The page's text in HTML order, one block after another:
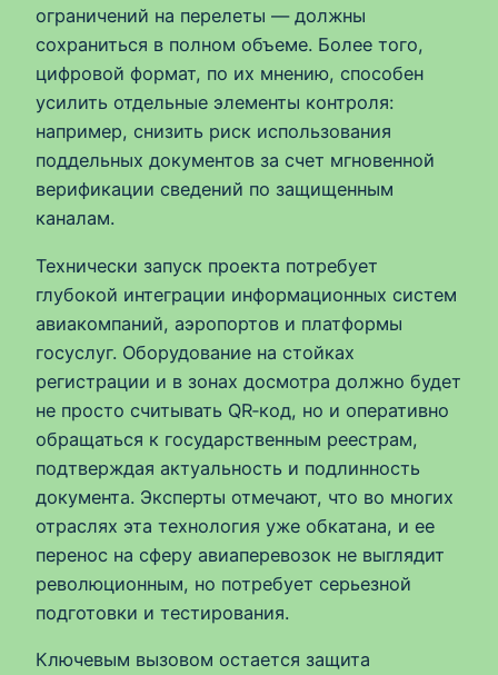
ограничений на перелеты — должны
сохраниться в полном объеме. Более того,
цифровой формат, по их мнению, способен
усилить отдельные элементы контроля:
например, снизить риск использования
поддельных документов за счет мгновенной
верификации сведений по защищенным
каналам.
Технически запуск проекта потребует
глубокой интеграции информационных систем
авиакомпаний, аэропортов и платформы
госуслуг. Оборудование на стойках
регистрации и в зонах досмотра должно будет
не просто считывать QR‑код, но и оперативно
обращаться к государственным реестрам,
подтверждая актуальность и подлинность
документа. Эксперты отмечают, что во многих
отраслях эта технология уже обкатана, и ее
перенос на сферу авиаперевозок не выглядит
революционным, но потребует серьезной
подготовки и тестирования.
Ключевым вызовом остается защита